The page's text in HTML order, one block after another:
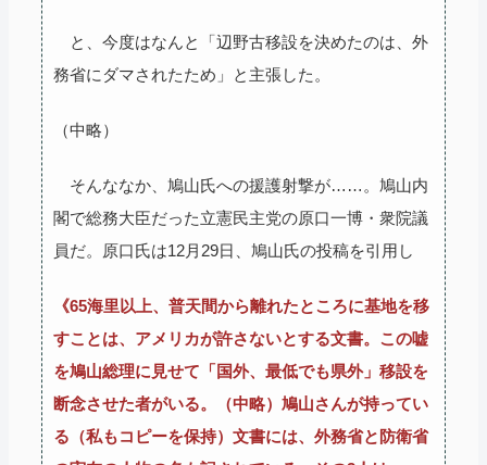
と、今度はなんと「辺野古移設を決めたのは、外
務省にダマされたため」と主張した。
（中略）
そんななか、鳩山氏への援護射撃が……。鳩山内
閣で総務大臣だった立憲民主党の原口一博・衆院議
員だ。原口氏は12月29日、鳩山氏の投稿を引用し
《65海里以上、普天間から離れたところに基地を移
すことは、アメリカが許さないとする文書。この嘘
を鳩山総理に見せて「国外、最低でも県外」移設を
断念させた者がいる。（中略）鳩山さんが持ってい
る（私もコピーを保持）文書には、外務省と防衛省